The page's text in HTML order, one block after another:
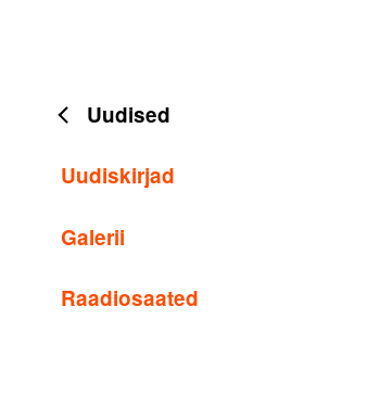
Uudised
Uudiskirjad
Galerii
Raadiosaated